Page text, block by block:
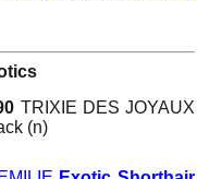
TRIXIE DES JOYAUX
(n)